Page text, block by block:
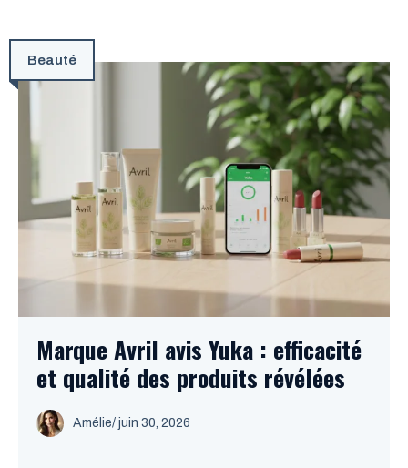
Beauté
Marque Avril avis Yuka : efficacité
et qualité des produits révélées
Amélie/ juin 30, 2026